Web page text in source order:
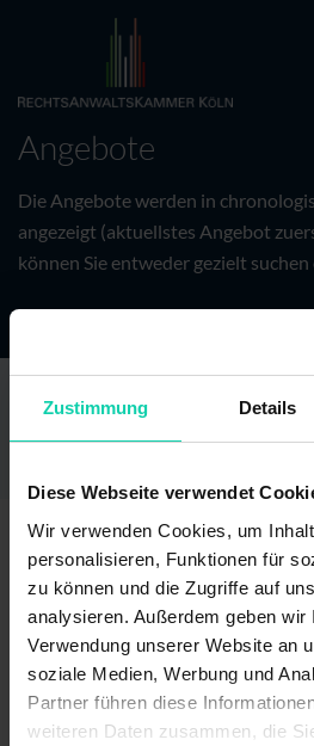
Zustimmung Details
Diese Webseite verwendet
Wir verwenden Cookies, um
personalisieren, Funktionen für
zu können und die Zugriffe auf
analysieren. Außerdem geben
Verwendung unserer Website an
soziale Medien, Werbung und
Partner führen diese
weiteren Daten zusammen, die
Angebote
Die Angebote werden in
angezeigt (aktuellstes Angebot
können Sie entweder gezielt
ANGEBOTE
KANZLEIBÖRSE DER RAK KÖLN
Die Kanzleibörse ist ein Service der